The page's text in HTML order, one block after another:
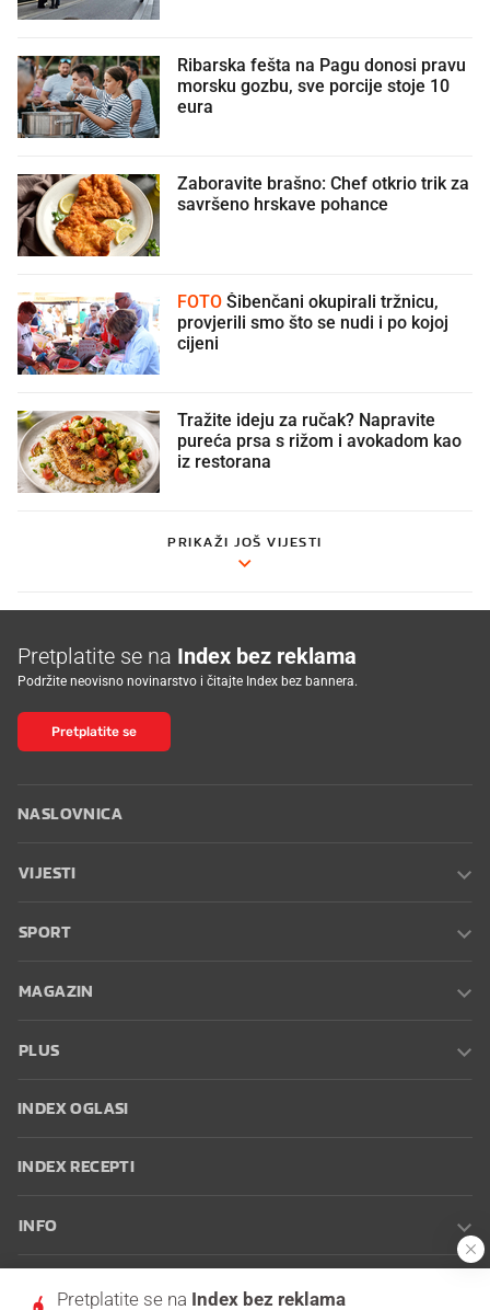
Ribarska fešta na Pagu donosi pravu
morsku gozbu, sve porcije stoje 10
eura
Zaboravite brašno: Chef otkrio trik za
savršeno hrskave pohance
FOTO
provjerili smo što se nudi i po kojoj
cijeni
Tražite ideju za ručak? Napravite
pureća prsa s rižom i avokadom kao
iz restorana
PRIKAŽI JOŠ VIJESTI
Pretplatite se na Index bez reklama
Podržite neovisno novinarstvo i čitajte Index bez bannera.
Pretplatite se
NASLOVNICA
VIJESTI
SPORT
MAGAZIN
PLUS
INDEX OGLASI
INDEX RECEPTI
INFO
korištenja
Postavke kolačića
Pretplatite se na Index bez reklama